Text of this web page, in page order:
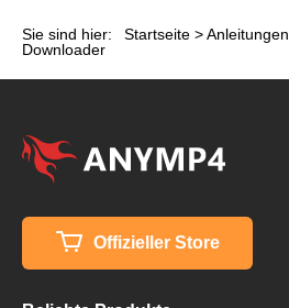
Sie sind hier: Startseite >Anleitungen
Downloader
Offizieller Store